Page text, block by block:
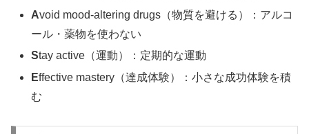
Avoid mood-altering drugs（物質を避ける）：アルコ
ール・薬物を使わない
Stay active（運動）：定期的な運動
Effective mastery（達成体験）：小さな成功体験を積
む